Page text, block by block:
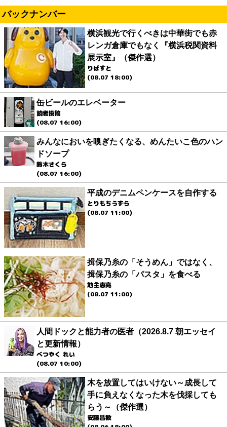
バックナンバー
横浜観光で行くべきは中華街でも赤
レンガ倉庫でもなく『横浜税関資料
展示室』（傑作選）
りばすと
(08.07 18:00)
缶ビールのエレベーター
読者投稿
(08.07 16:00)
みんなにおいを嗅ぎたくなる、めんたいこ色のハン
ドソープ
鈴木さくら
(08.07 16:00)
平成のデニムペンケースを自作する
とりもちうずら
(08.07 11:00)
揖保乃糸の「そうめん」ではなく、
揖保乃糸の「パスタ」を食べる
地主恵亮
(08.07 11:00)
人間ドックと能力者の医者（2026.8.7 朝エッセイ
と更新情報）
べつやく れい
(08.07 10:00)
木を放置してはいけない～成長して
手に負えなくなった木を伐採しても
らう～（傑作選）
安藤昌教